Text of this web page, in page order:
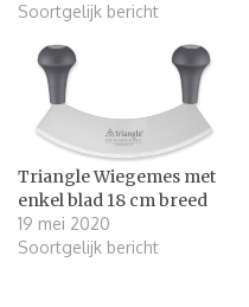
Soortgelijk bericht
Triangle Wiegemes met
enkel blad 18 cm breed
19 mei 2020
Soortgelijk bericht